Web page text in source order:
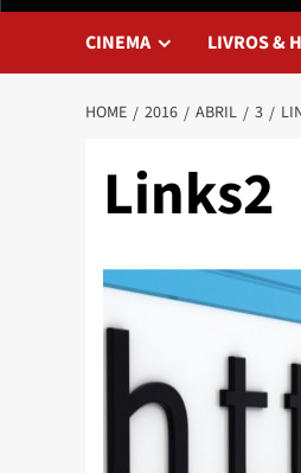
CINEMA LIVROS &
HOME 2016 ABRIL 3
Links2